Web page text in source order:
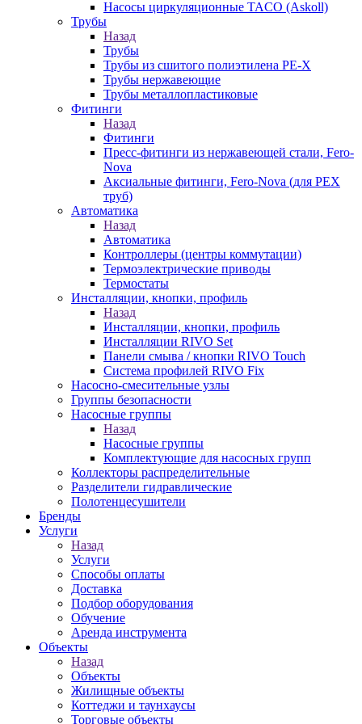
Насосы циркуляционные TACO (Askoll)
Трубы
Назад
Трубы
Трубы из сшитого полиэтилена PE-X
Трубы нержавеющие
Трубы металлопластиковые
Фитинги
Назад
Фитинги
Пресс-фитинги из нержавеющей стали, Fero-
Nova
Аксиальные фитинги, Fero-Nova (для PEX
труб)
Автоматика
Назад
Автоматика
Контроллеры (центры коммутации)
Термоэлектрические приводы
Термостаты
Инсталляции, кнопки, профиль
Назад
Инсталляции, кнопки, профиль
Инсталляции RIVO Set
Панели смыва / кнопки RIVO Touch
Система профилей RIVO Fix
Насосно-смесительные узлы
Группы безопасности
Насосные группы
Назад
Насосные группы
Комплектующие для насосных групп
Коллекторы распределительные
Разделители гидравлические
Полотенцесушители
Бренды
Услуги
Назад
Услуги
Способы оплаты
Доставка
Подбор оборудования
Обучение
Аренда инструмента
Объекты
Назад
Объекты
Жилищные объекты
Коттеджи и таунхаусы
Торговые объекты